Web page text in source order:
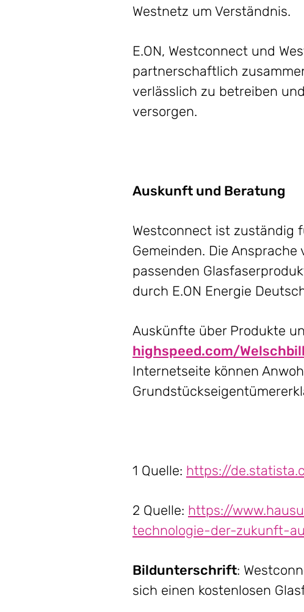
Westnetz um Verständnis.
E.ON, Westconnect und
partnerschaftlich
verlässlich zu betreiben
versorgen.
Auskunft und Beratung
Westconnect ist zuständig
Gemeinden. Die
passenden
durch E.ON Energie
Auskünfte über Produkte
highspeed.com/
Internetseite können
1 Quelle: https://
2 Quelle: https://
technologie-der-zukunft-
Bildunterschrift:
sich einen kostenlosen